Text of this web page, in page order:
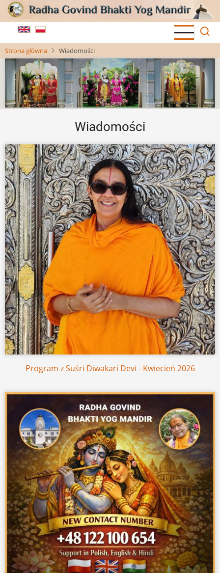
Przejdź
do
treści
Strona główna Wiadomości
Wiadomości
Program z Suśri Diwakari Devi - Kwiecień 2026